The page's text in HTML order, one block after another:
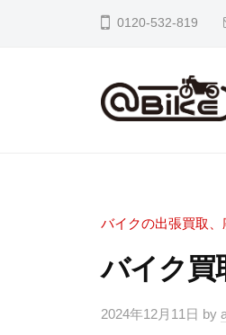
0120-532-819
の
張
買
阪
内
バイクの出張買取、
バイク
2024年12月11日 by
イ
出
張
門
ア
ト